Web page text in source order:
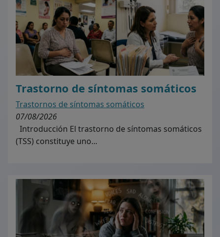
Trastorno de síntomas somáticos
Trastornos de síntomas somáticos
07/08/2026
Introducción El trastorno de síntomas somáticos
(TSS) constituye uno...